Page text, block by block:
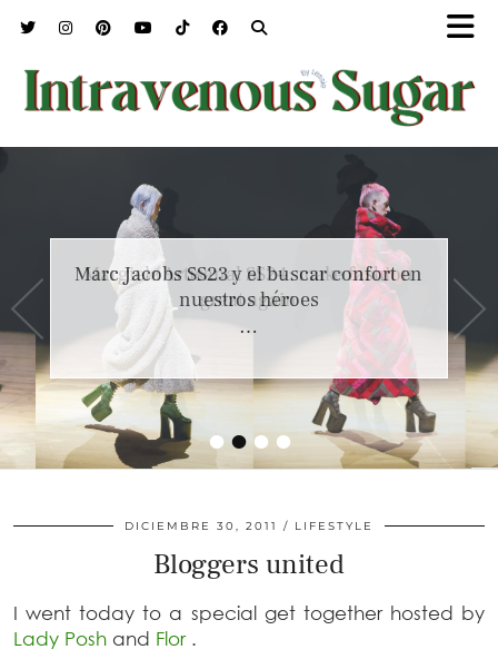
••••
Marc Jacobs SS23 y el buscar confort en
nuestros héroes
…
DICIEMBRE 30, 2011 LIFESTYLE
Bloggers united
I went today to a special get together hosted by
Lady Posh and Flor .